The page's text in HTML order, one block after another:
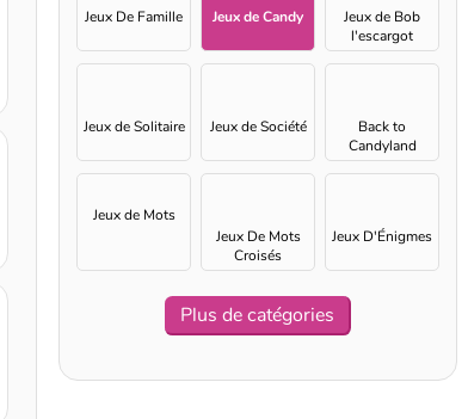
Jeux De Famille Jeux de Candy
Jeux de Bob
l'escargot
Jeux de Solitaire Jeux de Société
Back to
Candyland
Jeux de Mots
Jeux De Mots
Croisés
Jeux D'Énigmes
Plus de catégories